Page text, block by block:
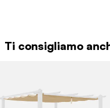
Ti consigliamo